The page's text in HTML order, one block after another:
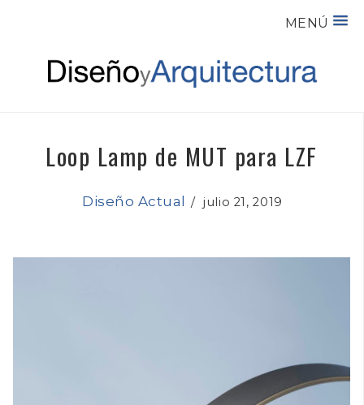
MENÚ
Loop Lamp de MUT para LZF
Diseño Actual /julio 21, 2019